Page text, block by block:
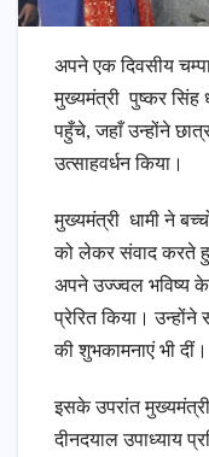
अपने एक दिवसीय
मुख्यमंत्री पुष्कर सिंह
पहुँचे, जहाँ उन्होंने
उत्साहवर्धन किया।
मुख्यमंत्री धामी ने
को लेकर संवाद करते
अपने उज्ज्वल भविष्य
प्रेरित किया।
की शुभकामनाएं भी दीं।
इसके उपरांत
दीनदयाल उपाध्याय